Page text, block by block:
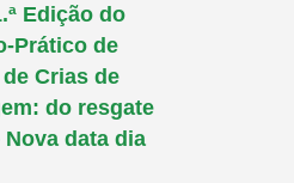
Edição do
Prático de
Crias de
do resgate
data dia